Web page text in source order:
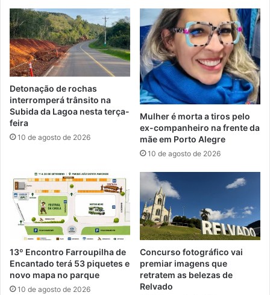
Detonação de rochas
interromperá trânsito na
Subida da Lagoa nesta terça-
feira
10 de agosto de 2026
Mulher é morta a tiros pelo
ex-companheiro na frente da
mãe em Porto Alegre
10 de agosto de 2026
13º Encontro Farroupilha de
Encantado terá 53 piquetes e
novo mapa no parque
10 de agosto de 2026
Concurso fotográfico vai
premiar imagens que
retratem as belezas de
Relvado